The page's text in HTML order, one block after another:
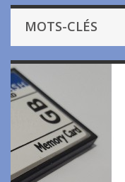
MOTS-CLÉS